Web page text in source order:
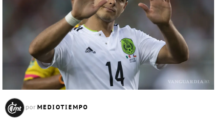
por MEDIOTIEMPO